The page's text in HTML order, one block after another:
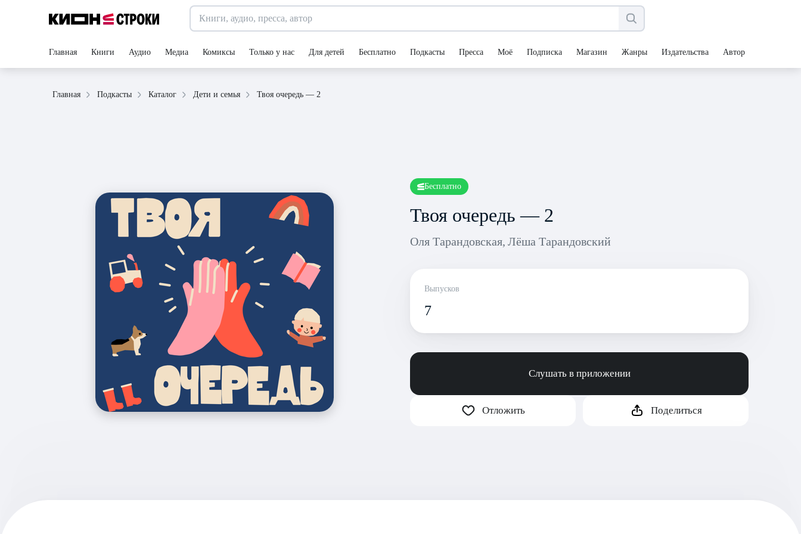
Главная Книги Аудио Медиа Комиксы Только у нас Для детей Бесплатно Подкасты Пресса Моё Подписка Магазин Жанры Издательства Авторы
Главная Подкасты Каталог Дети и семья Твоя очередь — 2
Бесплатно
Твоя очередь — 2
Оля Тарандовская Лёша Тарандовский
Выпусков
7
Слушать в приложении
Отложить Поделиться